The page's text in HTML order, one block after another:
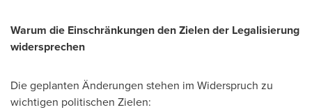
Warum die Einschränkungen den Zielen der Legalisierung
widersprechen
Die geplanten Änderungen stehen im Widerspruch zu
wichtigen politischen Zielen: